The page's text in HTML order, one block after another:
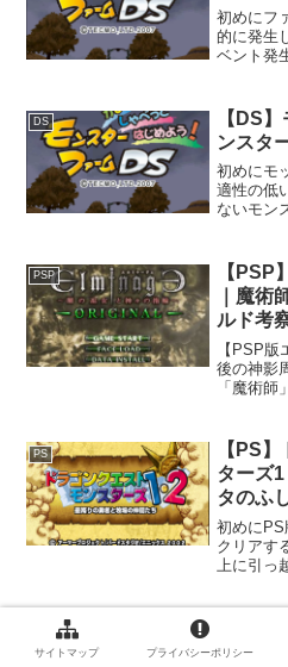
初めにフ
的に発生
ベント発
ント行
12月の第
DS
【DS
ンスタ
初めにモ
適性の低
ないモン
可能で
好みエサ
PSP
【PSP
｜魔術
ルド考
け】
【PSP
後の神影
「魔術師
イテム枠
最適解を
PS
【PS
ターズ
タのふ
初めにPS
クリアす
上に引っ
テムと交
交換制
た。ちい
【DS
ンスタ
サイトマップ プライバシーポリシー